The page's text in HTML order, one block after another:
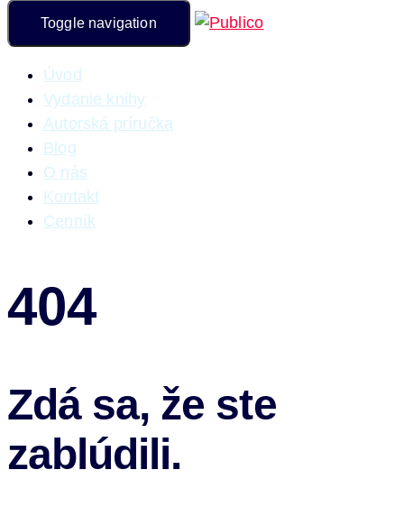
Toggle navigation
Úvod
Vydanie knihy
Autorská príručka
Blog
O nás
Kontakt
Cenník
404
Zdá sa, že ste
zablúdili.